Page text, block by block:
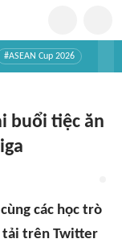
#ASEAN Cup 2026
buổi tiệc ăn
các học trò
tải trên Twitter